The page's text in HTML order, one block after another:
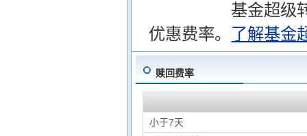
基金超级
优惠费率。 了解基金
赎回费率
小于7天